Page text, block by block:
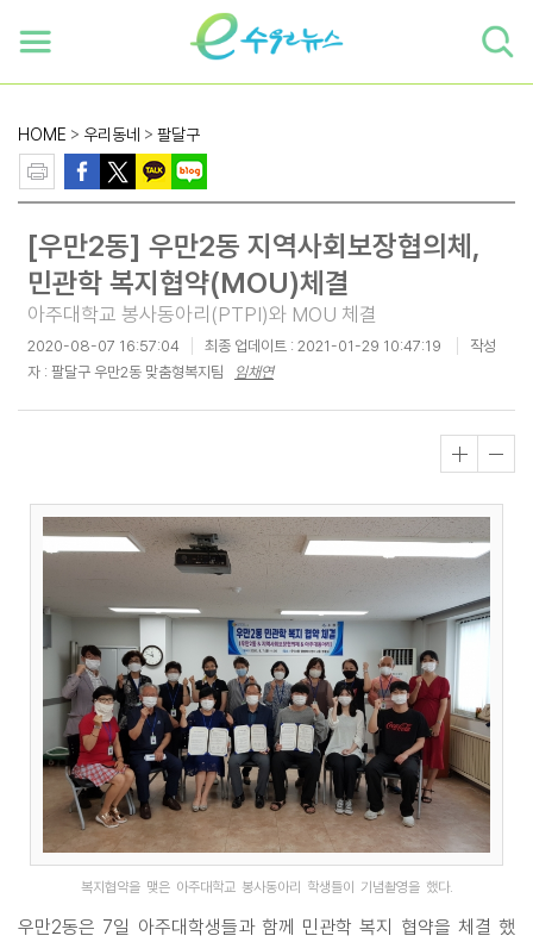
HOME > 우리동네 > 팔달구
[우만2동] 우만2동 지역사회보장협의체,
민관학 복지협약(MOU)체결
아주대학교 봉사동아리(PTPI)와 MOU 체결
2020-08-07 16:57:04 최종 업데이트 : 2021-01-29 10:47:19
작성
자 : 팔달구 우만2동 맞춤형복지팀
임채연
복지협약을 맺은 아주대학교 봉사동아리 학생들이 기념촬영을 했다.
우만2동은 7일 아주대학생들과 함께 민관학 복지 협약을 체결 했